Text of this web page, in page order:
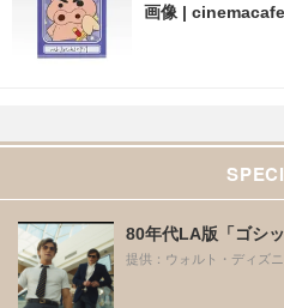
画像 |
80年代LA版「ゴシ
提供：ウォルト・ディズ